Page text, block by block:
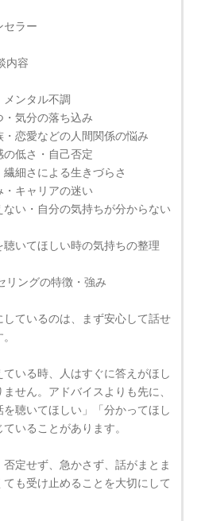
セラー
内容
メンタル不調
・気分の落ち込み
・恋愛などの人間関係の悩み
の低さ・自己否定
繊細さによる生きづらさ
・キャリアの迷い
ない・自分の気持ちが分からない
聴いてほしい時の気持ちの整理
リングの特徴・強み
しているのは、まず安心して話せ
ている時、人はすぐに答えがほし
せん。アドバイスよりも先に、
を聴いてほしい」「分かってほし
いることがあります。
否定せず、急かさず、話がまとま
ても受け止めることを大切にして